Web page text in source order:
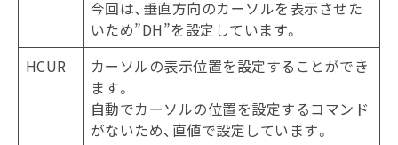
今回は、垂直方向のカーソルを表示させた
いため”DH”を設定しています。
HCUR
カーソルの表示位置を設定することができ
ます。
自動でカーソルの位置を設定するコマンド
がないため、直値で設定しています。